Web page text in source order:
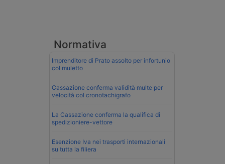
Normativa
Imprenditore di Prato assolto per infortunio
col muletto
Cassazione conferma validità multe per
velocità col cronotachigrafo
La Cassazione conferma la qualifica di
spedizioniere-vettore
Esenzione Iva nei trasporti internazionali
su tutta la filiera